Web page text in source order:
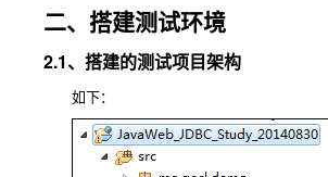
二、搭建测试环境
2.1、搭建的测试项目架构
如下：